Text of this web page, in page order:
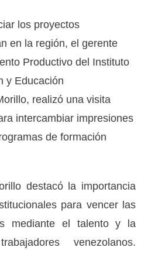
los proyectos
en la región, el gerente
Productivo del Instituto
y Educación
realizó una visita
intercambiar impresiones
de formación
destacó la importancia
para vencer las
mediante el talento y la
venezolanos.